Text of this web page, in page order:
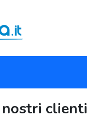
clienti